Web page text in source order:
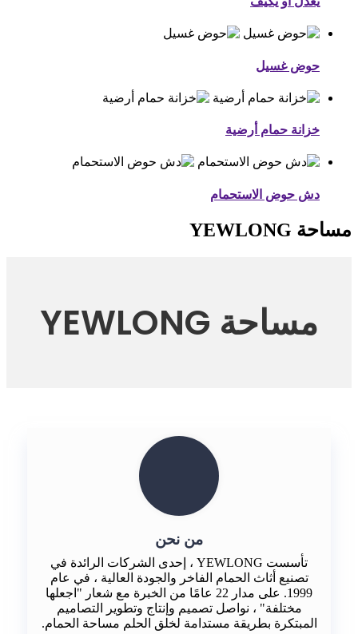
حوض غسيل
خزانة حمام أرضية
دش حوض الاستحمام
مساحة YEWLONG
مساحة YEWLONG
من نحن
تأسست YEWLONG ، إحدى الشركات الرائدة في
تصنيع أثاث الحمام الفاخر والجودة العالية ، في عام
1999. على مدار 22 عامًا من الخبرة مع شعار "اجعلها
مختلفة" ، نواصل تصميم وإنتاج وتطوير التصاميم
المبتكرة بطريقة مستدامة لخلق الحلم مساحة الحمام.